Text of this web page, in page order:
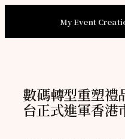
content
My Event
數碼轉型重塑禮
台正式進軍香港